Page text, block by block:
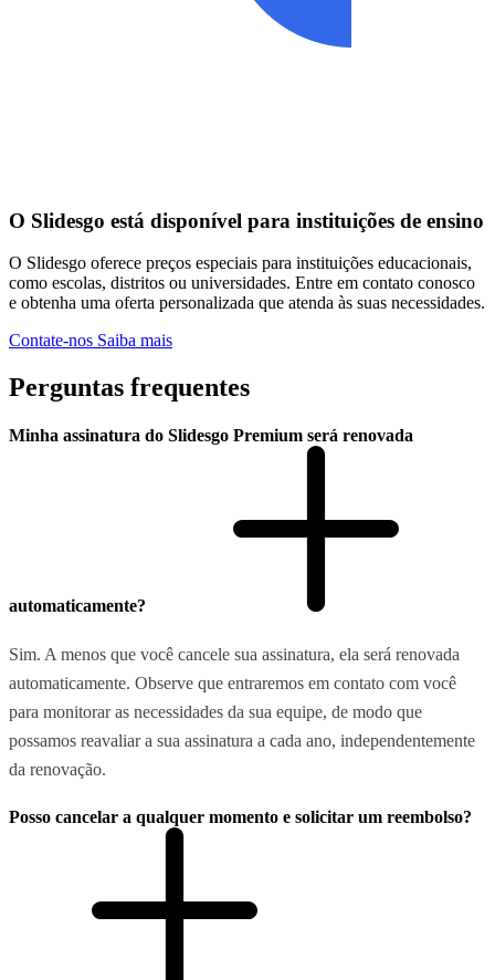
O Slidesgo está disponível para instituições de ensino
O Slidesgo oferece preços especiais para instituições educacionais,
como escolas, distritos ou universidades. Entre em contato conosco
e obtenha uma oferta personalizada que atenda às suas necessidades.
Contate-nos Saiba mais
Perguntas frequentes
Minha assinatura do Slidesgo Premium será renovada
automaticamente?
Sim. A menos que você cancele sua assinatura, ela será renovada
automaticamente. Observe que entraremos em contato com você
para monitorar as necessidades da sua equipe, de modo que
possamos reavaliar a sua assinatura a cada ano, independentemente
da renovação.
Posso cancelar a qualquer momento e solicitar um reembolso?